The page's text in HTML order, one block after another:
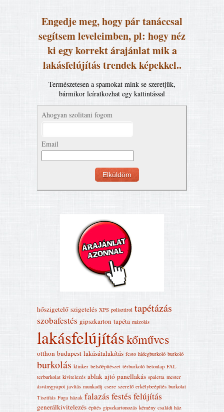
Engedje meg, hogy pár tanáccsal
segítsem leveleimben, pl: hogy néz
ki egy korrekt árajánlat mik a
lakásfelújítás trendek képekkel..
Természetesen a spamokat mink se szeretjük,
bármikor leíratkozhat egy kattintással
Ahogyan szolitani fogom
Email
hőszigetelő szigetelés XPS polisztirol tapétázás
szobafestés gipszkarton tapéta mázolás
lakásfelújításkőműves
otthon budapest lakásátalakítás festo hidegburkoló burkoló
burkolás klinker belsőépítészet térburkoló betonlap FAL
terburkolat kivitelezés ablak ajtó panellakás spaletta mester
ásványgyapot javítás munkadíj csere szerelő erkélybeépítés burkolat
Tisztítás Fuga házak falazás festés felújítás
generálkivitelezés építés gipszkartonozás kémény családi ház